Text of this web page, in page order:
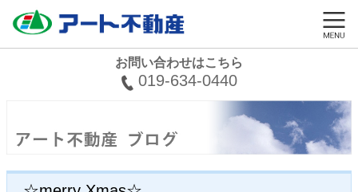
お問い合わせはこちら
019-634-0440